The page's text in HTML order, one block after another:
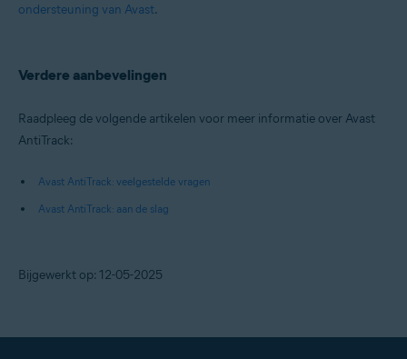
ondersteuning van Avast.
Verdere aanbevelingen
Raadpleeg de volgende artikelen voor meer informatie over Avast
AntiTrack:
Avast AntiTrack: veelgestelde vragen
Avast AntiTrack: aan de slag
Bijgewerkt op: 12-05-2025